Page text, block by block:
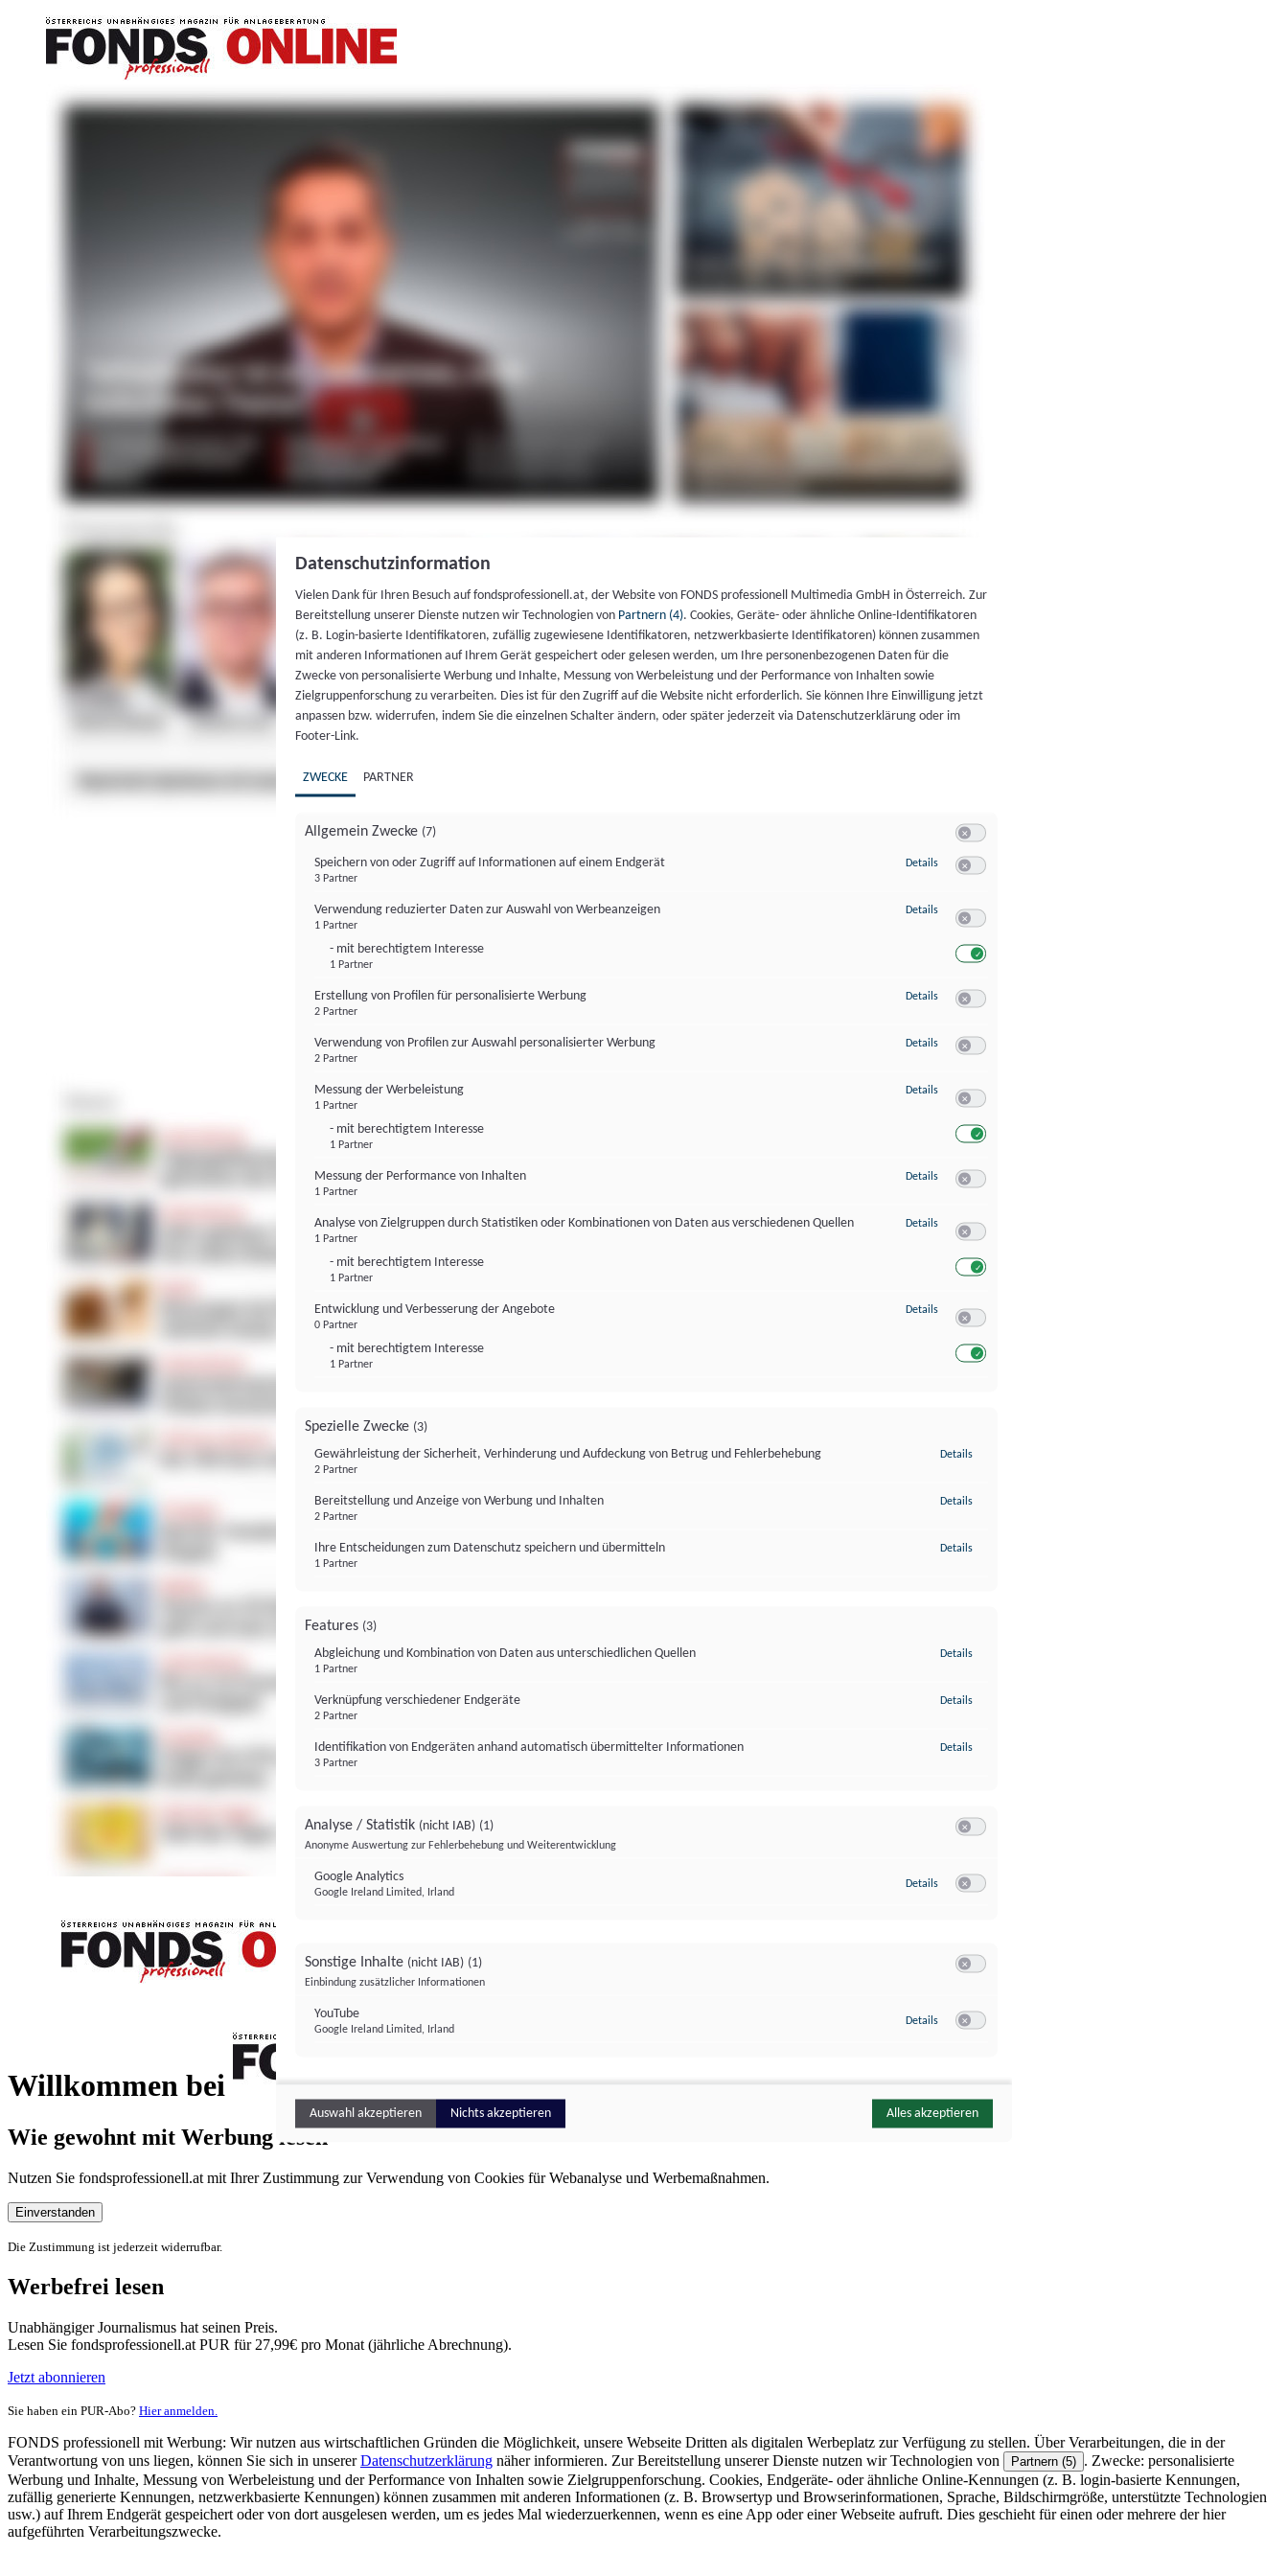
Willkommen bei
FONDS professionell
Wie gewohnt mit Werbung lesen
Nutzen Sie fondsprofessionell.at mit Ihrer Zustimmung zur Verwendung von Cookies für Webanalyse und Werbemaßnahmen.
Einverstanden
Die Zustimmung ist jederzeit widerrufbar.
Werbefrei lesen
Unabhängiger Journalismus hat seinen Preis.
Lesen Sie fondsprofessionell.at PUR für 27,99€ pro Monat (jährliche Abrechnung).
Jetzt abonnieren
Sie haben ein PUR-Abo? Hier anmelden.
FONDS professionell mit Werbung: Wir nutzen aus wirtschaftlichen Gründen die Möglichkeit, unsere Webseite Dritten als digitalen Werbeplatz zur Verfügung zu stellen. Über Verarbeitungen, die in der
Verantwortung von uns liegen, können Sie sich in unsererDatenschutzerklärung näher informieren. Zur Bereitstellung unserer Dienste nutzen wir Technologien von Partnern (5) . Zwecke: personalisierte
Werbung und Inhalte, Messung von Werbeleistung und der Performance von Inhalten sowie Zielgruppenforschung. Cookies, Endgeräte- oder ähnliche Online-Kennungen (z. B. login-basierte Kennungen,
zufällig generierte Kennungen, netzwerkbasierte Kennungen) können zusammen mit anderen Informationen (z. B. Browsertyp und Browserinformationen, Sprache, Bildschirmgröße, unterstützte Technologien
usw.) auf Ihrem Endgerät gespeichert oder von dort ausgelesen werden, um es jedes Mal wiederzuerkennen, wenn es eine App oder einer Webseite aufruft. Dies geschieht für einen oder mehrere der hier
aufgeführten Verarbeitungszwecke.
Datenschutzinformation
Vielen Dank für Ihren Besuch auf fondsprofessionell.at, der Website von FONDS professionell Multimedia GmbH in Österreich. Zur
Bereitstellung unserer Dienste nutzen wir Technologien von Partnern (4). Cookies, Geräte- oder ähnliche Online-Identifikatoren
(z. B. Login-basierte Identifikatoren, zufällig zugewiesene Identifikatoren, netzwerkbasierte Identifikatoren) können zusammen
mit anderen Informationen auf Ihrem Gerät gespeichert oder gelesen werden, um Ihre personenbezogenen Daten für die
Zwecke von personalisierte Werbung und Inhalte, Messung von Werbeleistung und der Performance von Inhalten sowie
Zielgruppenforschung zu verarbeiten. Dies ist für den Zugriff auf die Website nicht erforderlich. Sie können Ihre Einwilligung jetzt
anpassen bzw. widerrufen, indem Sie die einzelnen Schalter ändern, oder später jederzeit via Datenschutzerklärung oder im
Footer-Link.
ZWECKE PARTNER
Allgemein Zwecke (7)
Speichern von oder Zugriff auf Informationen auf einem Endgerät
3 Partner
Details zu Speichern von oder Zugriff auf Informationen auf einem Endgerät
Verwendung reduzierter Daten zur Auswahl von Werbeanzeigen
1 Partner
- mit berechtigtem Interesse
1 Partner
Details zu Verwendung reduzierter Daten zur Auswahl von Werbeanzeigen
Erstellung von Profilen für personalisierte Werbung
2 Partner
Details zu Erstellung von Profilen für personalisierte Werbung
Verwendung von Profilen zur Auswahl personalisierter Werbung
2 Partner
Details zu Verwendung von Profilen zur Auswahl personalisierter Werbung
Messung der Werbeleistung
1 Partner
- mit berechtigtem Interesse
1 Partner
Details zu Messung der Werbeleistung
Messung der Performance von Inhalten
1 Partner
Details zu Messung der Performance von Inhalten
Analyse von Zielgruppen durch Statistiken oder Kombinationen von Daten aus verschiedenen Quellen
1 Partner
- mit berechtigtem Interesse
1 Partner
Details zu Analyse von Zielgruppen durch Statistiken oder Kombinationen von
Entwicklung und Verbesserung der Angebote
0 Partner
- mit berechtigtem Interesse
1 Partner
Details zu Entwicklung und Verbesserung der Angebote
Spezielle Zwecke (3)
Gewährleistung der Sicherheit, Verhinderung und Aufdeckung von Betrug und Fehlerbehebung
2 Partner
Details
Bereitstellung und Anzeige von Werbung und Inhalten
2 Partner
Details
Ihre Entscheidungen zum Datenschutz speichern und übermitteln
1 Partner
Details
Features (3)
Abgleichung und Kombination von Daten aus unterschiedlichen Quellen
1 Partner
Details
Verknüpfung verschiedener Endgeräte
2 Partner
Details
Identifikation von Endgeräten anhand automatisch übermittelter Informationen
3 Partner
Details
Analyse / Statistik (nicht IAB) (1)
Anonyme Auswertung zur Fehlerbehebung und Weiterentwicklung
Google Analytics
Google Ireland Limited, Irland
Details zu Google Analytics
Sonstige Inhalte (nicht IAB) (1)
Einbindung zusätzlicher Informationen
YouTube
Google Ireland Limited, Irland
Details zu YouTube
Auswahl akzeptieren Nichts akzeptieren Alles akzeptieren